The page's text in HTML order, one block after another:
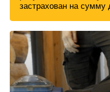
застрахован на сумму